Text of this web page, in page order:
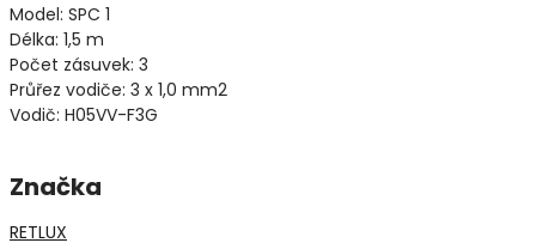
Model: SPC 1
Délka: 1,5 m
Počet zásuvek: 3
Průřez vodiče: 3 x 1,0 mm2
Vodič: H05VV-F3G
Značka
RETLUX